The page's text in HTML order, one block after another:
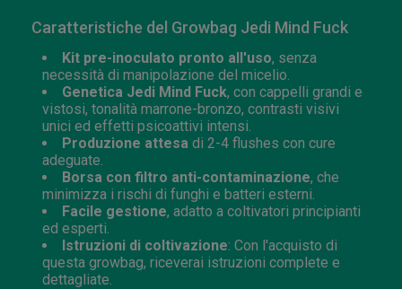
Caratteristiche del Growbag Jedi Mind Fuck
Kit pre-inoculato pronto all'uso, senza
necessità di manipolazione del micelio.
Genetica Jedi Mind Fuck, con cappelli grandi e
vistosi, tonalità marrone-bronzo, contrasti visivi
unici ed effetti psicoattivi intensi.
Produzione attesa di 2-4 flushes con cure
adeguate.
Borsa con filtro anti-contaminazione, che
minimizza i rischi di funghi e batteri esterni.
Facile gestione, adatto a coltivatori principianti
ed esperti.
Istruzioni di coltivazione: Con l'acquisto di
questa growbag, riceverai istruzioni complete e
dettagliate.